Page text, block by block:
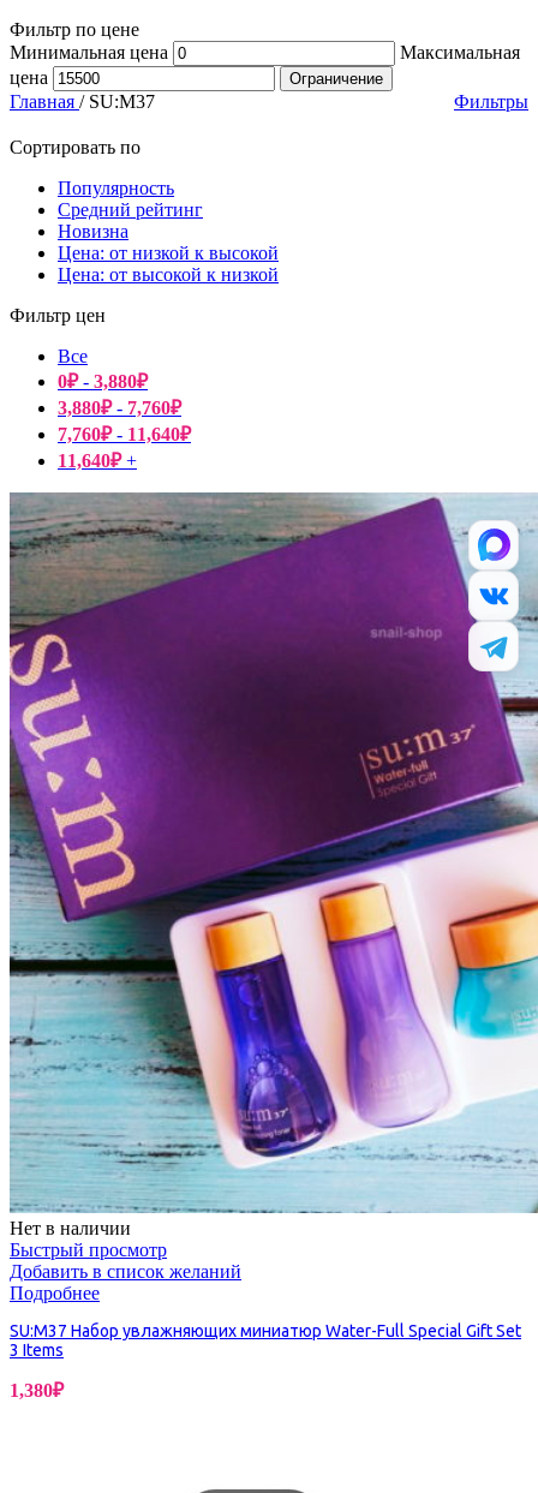
Фильтр по цене
Минимальная цена
Максимальная
цена
Ограничение
Главная / SU:M37 Фильтры
Сортировать по
Популярность
Средний рейтинг
Новизна
Цена: от низкой к высокой
Цена: от высокой к низкой
Фильтр цен
Все
0₽- 3,880₽
3,880₽- 7,760₽
7,760₽- 11,640₽
11,640₽+
Нет в наличии
Быстрый просмотр
Добавить в список желаний
Подробнее
SU:M37 Набор увлажняющих миниатюр Water-Full Special Gift Set
3 Items
1,380₽